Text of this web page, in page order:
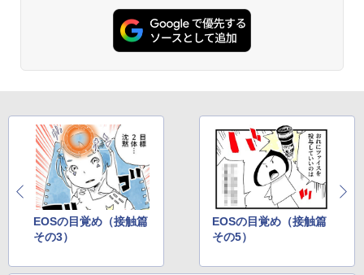
EOSの目覚め（接触篇
その3）
EOSの目覚め（接触篇
その5）